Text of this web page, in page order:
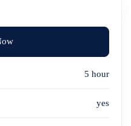
5 hour
yes